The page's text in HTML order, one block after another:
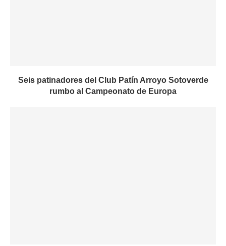
Seis patinadores del Club Patín Arroyo Sotoverde
rumbo al Campeonato de Europa